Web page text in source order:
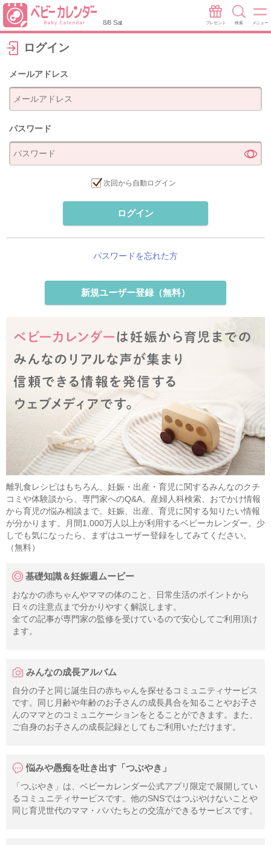
8/8 Sat プレゼント 検索 メニュー
ログイン
メールアドレス
パスワード
次回から自動ログイン
ログイン
パスワードを忘れた方
新規ユーザー登録（無料）
離乳食レシピはもちろん、妊娠・出産・育児に関するみんなのクチ
コミや体験談から、専門家へのQ&A。産婦人科検索、おでかけ情報
から育児の悩み相談まで。妊娠、出産、育児に関する知りたい情報
が分かります。月間1,000万人以上が利用するベビーカレンダー。少
しでも気になったら、まずはユーザー登録をしてみてください。
（無料）
基礎知識＆妊娠週ムービー
おなかの赤ちゃんやママの体のこと、日常生活のポイントから
日々の注意点まで分かりやすく解説します。
全ての記事が専門家の監修を受けているので安心してご利用頂け
ます。
みんなの成長アルバム
自分の子と同じ誕生日の赤ちゃんを探せるコミュニティサービス
です。同じ月齢や年齢のお子さんの成長具合を知ることやお子さ
んのママとのコミュニケーションをとることができます。また、
ご自身のお子さんの成長記録としてもご利用いただけます。
悩みや愚痴を吐き出す「つぶやき」
「つぶやき」は、ベビーカレンダー公式アプリ限定で展開してい
るコミュニティサービスです。他のSNSではつぶやけないことや
同じ育児世代のママ・パパたちとの交流ができるサービスです。